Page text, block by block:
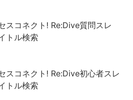
スコネクト! Re:Dive質問スレ
トル検索
スコネクト! Re:Dive初心者スレ
トル検索